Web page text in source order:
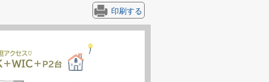
印刷する